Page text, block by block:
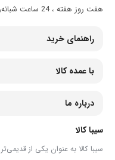
هفت روز هفته ، 24 ساعت شبانه‌روز پاسخگوی شما هستیم.
راهنمای خرید
با عمده کالا
درباره ما
سیبا کالا
سیبا کالا به عنوان یکی از